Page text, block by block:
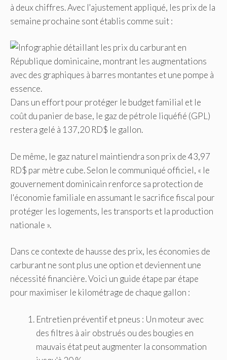
à deux chiffres. Avec l'ajustement appliqué, les prix de la
semaine prochaine sont établis comme suit :
Dans un effort pour protéger le budget familial et le
coût du panier de base, le gaz de pétrole liquéfié (GPL)
restera gelé à 137,20 RD$ le gallon.
De même, le gaz naturel maintiendra son prix de 43,97
RD$ par mètre cube. Selon le communiqué officiel, « le
gouvernement dominicain renforce sa protection de
l'économie familiale en assumant le sacrifice fiscal pour
protéger les logements, les transports et la production
nationale ».
Dans ce contexte de hausse des prix, les économies de
carburant ne sont plus une option et deviennent une
nécessité financière. Voici un guide étape par étape
pour maximiser le kilométrage de chaque gallon :
Entretien préventif et pneus : Un moteur avec
des filtres à air obstrués ou des bougies en
mauvais état peut augmenter la consommation